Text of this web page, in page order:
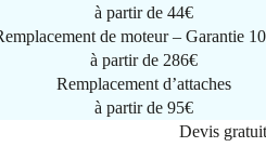
à partir de 44€
de moteur – Garantie
à partir de 286€
Remplacement d’attaches
à partir de 95€
Devis